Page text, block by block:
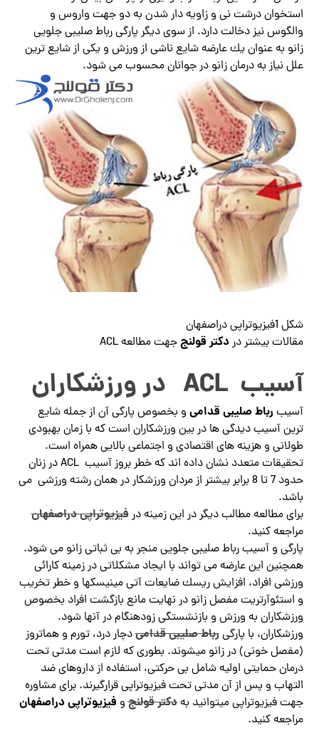
استخوان درشت نی و زاویه دار شدن به دو جهت واروس و
والگوس نیز دخالت دارد. از سوی دیگر پارگی رباط صلیبی جلویی
زانو به عنوان یك عارضه شایع ناشی از ورزش و یکی از شایع ترین
علل نیاز به درمان زانو در جوانان محسوب می شود.
شکل 1فیزیوتراپی دراصفهان
مقالات بیشتر در دکتر قولنججهت مطالعه ACL
آسیب ACL در ورزشکاران
آسیب رباط صلیبی قدامی و بخصوص پارگی آن از جمله شایع
ترین آسیب دیدگی ها در بین ورزشکاران است که با زمان بهبودی
طولانی و هزینه های اقتصادی و اجتماعی بالایی همراه است.
تحقیقات متعدد نشان داده اند که خطر بروز آسیب ACL در زنان
حدود 7 تا 8 برابر بیشتر از مردان ورزشکار در همان رشته ورزشی می
باشد.
برای مطالعه مطالب دیگر در این زمینه درفیزیوتراپی دراصفهان
مراجعه کنید.
پارگی و آسیب رباط صلیبی جلویی منجر به بی ثباتی زانو می شود.
همچنین این عارضه می تواند با ایجاد مشکلاتی در زمینه کارائی
ورزشی افراد، افزایش ریسك ضایعات آتی مینیسك­ها و خطر تخریب
و استئوآرتریت مفصل زانو در نهایت مانع بازگشت افراد بخصوص
ورزشکاران به ورزش و بازنشستگی زودهنگام در آنها شود.
ورزشکاران، با پارگیرباط صلیبی قدامیدچار درد، تورم و هماتروز
(مفصل خونی) در زانو می­شوند. بطوری که لازم است مدتی تحت
درمان حمایتی اولیه شامل بی حرکتی، استفاده از داروهای ضد
التهاب و پس از آن مدتی تحت فیزیوتراپی قرارگیرند. برای مشاوره
جهت فیزیوتراپی میتوانید بهدکتر قولنجو فیزیوتراپی دراصفهان
مراجعه کنید.